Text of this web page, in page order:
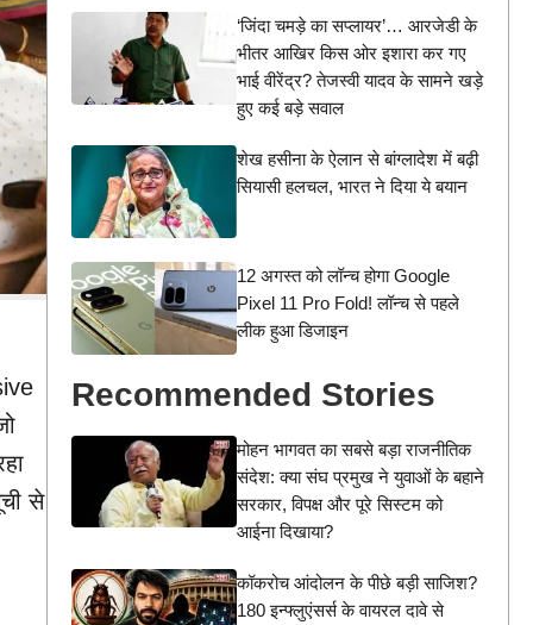
से
‘जिंदा चमड़े का सप्लायर’… आरजेडी के
भीतर आखिर किस ओर इशारा कर गए
भाई वीरेंद्र? तेजस्वी यादव के सामने खड़े
हुए कई बड़े सवाल
शेख हसीना के ऐलान से बांग्लादेश में बढ़ी
सियासी हलचल, भारत ने दिया ये बयान
12 अगस्त को लॉन्च होगा Google
Pixel 11 Pro Fold! लॉन्च से पहले
लीक हुआ डिजाइन
Recommended Stories
मोहन भागवत का सबसे बड़ा राजनीतिक
संदेश: क्या संघ प्रमुख ने युवाओं के बहाने
सरकार, विपक्ष और पूरे सिस्टम को
आईना दिखाया?
कॉकरोच आंदोलन के पीछे बड़ी साजिश?
180 इन्फ्लुएंसर्स के वायरल दावे से